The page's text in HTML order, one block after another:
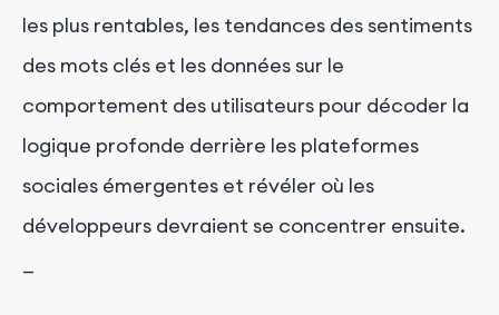
les plus rentables, les tendances des sentiments
des mots clés et les données sur le
comportement des utilisateurs pour décoder la
logique profonde derrière les plateformes
sociales émergentes et révéler où les
développeurs devraient se concentrer ensuite.
—